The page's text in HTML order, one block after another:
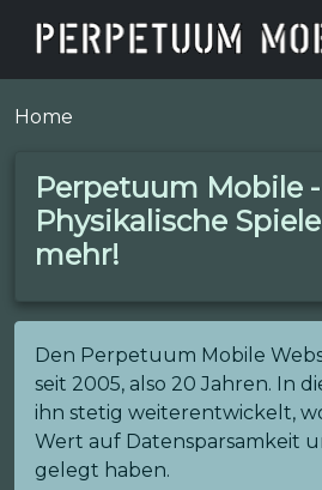
Home
Perpetuum Mobile -
Physikalische
mehr!
Den Perpetuum Mobile
seit 2005, also 20 Jahren. In
ihn stetig weiterentwickelt,
Wert auf Datensparsamkeit
gelegt haben.